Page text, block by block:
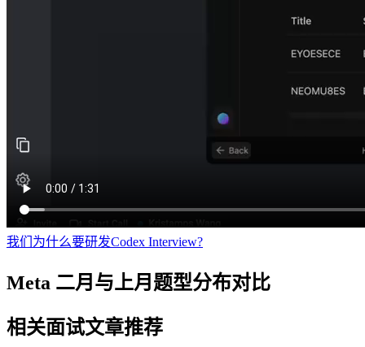
我们为什么要研发Codex Interview?
Meta 二月与上月题型分布对比
相关面试文章推荐